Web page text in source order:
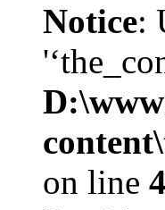
Notice:
on line